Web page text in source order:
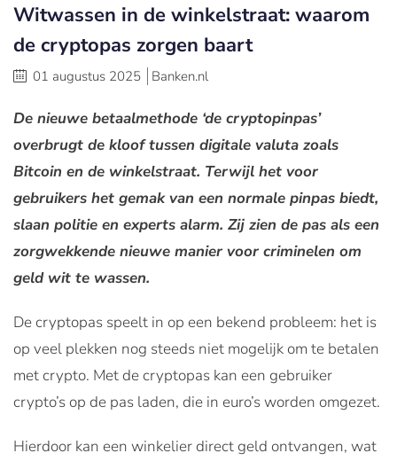
Witwassen in de winkelstraat: waarom
de cryptopas zorgen baart
01 augustus 2025 Banken.nl
De nieuwe betaalmethode ‘de cryptopinpas’
overbrugt de kloof tussen digitale valuta zoals
Bitcoin en de winkelstraat. Terwijl het voor
gebruikers het gemak van een normale pinpas biedt,
slaan politie en experts alarm. Zij zien de pas als een
zorgwekkende nieuwe manier voor criminelen om
geld wit te wassen.
De cryptopas speelt in op een bekend probleem: het is
op veel plekken nog steeds niet mogelijk om te betalen
met crypto. Met de cryptopas kan een gebruiker
crypto’s op de pas laden, die in euro’s worden omgezet.
Hierdoor kan een winkelier direct geld ontvangen, wat